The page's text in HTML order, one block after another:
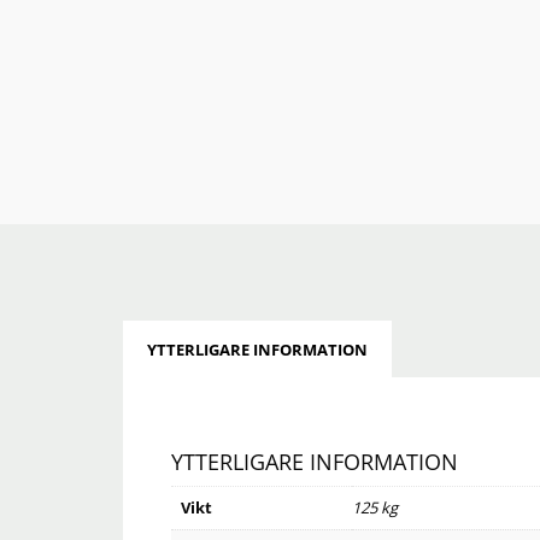
YTTERLIGARE INFORMATION
YTTERLIGARE INFORMATION
Vikt 125 kg